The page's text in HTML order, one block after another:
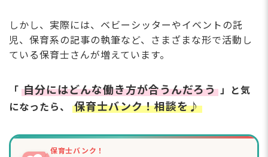
ステップ4：賠償責任保険に加入する
ステップ5：集客・営業の仕組みを作る
フリーランス保育士の求人・仕事の探し方
保育士向け求人サイトで「業務委託」案件を探す
SNSや口コミ経由で仕事を獲得する
自治体の子育て支援事業に応募する
【豆知識】フリーランス保育士が知っておきたい
確定申告と年金の話
しかし、実際には、ベビーシッターやイベントの託
児、保育系の記事の執筆など、さまざまな形で活動し
ている保育士さんが増えています。
「 自分にはどんな働き方が合うんだろう 」と気
になったら、
保育士バンク！相談を♪
保育士バンク！